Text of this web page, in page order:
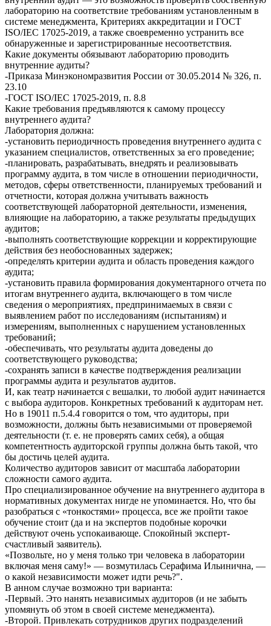
лабораторию на соответствие требованиям установленным в
системе менеджмента, Критериях аккредитации и ГОСТ
ISO/IEC 17025-2019, а также своевременно устранить все
обнаруженные и зарегистрированные несоответствия.
Какие документы обязывают лабораторию проводить
внутренние аудиты?
-Приказа Минэкономразвития России от 30.05.2014 № 326, п.
23.10
-ГОСТ ISO/IEC 17025-2019, п. 8.8
Какие требования предъявляются к самому процессу
внутреннего аудита?
Лаборатория должна:
-установить периодичность проведения внутреннего аудита с
указанием специалистов, ответственных за его проведение;
-планировать, разрабатывать, внедрять и реализовывать
программу аудита, в том числе в отношении периодичности,
методов, сферы ответственности, планируемых требований и
отчетности, которая должна учитывать важность
соответствующей лабораторной деятельности, изменения,
влияющие на лабораторию, а также результаты предыдущих
аудитов;
-выполнять соответствующие коррекции и корректирующие
действия без необоснованных задержек;
-определять критерии аудита и область проведения каждого
аудита;
-установить правила формирования документарного отчета по
итогам внутреннего аудита, включающего в том числе
сведения о мероприятиях, предпринимаемых в связи с
выявлением работ по исследованиям (испытаниям) и
измерениям, выполненных с нарушением установленных
требований;
-обеспечивать, что результаты аудита доведены до
соответствующего руководства;
-сохранять записи в качестве подтверждения реализации
программы аудита и результатов аудитов.
И, как театр начинается с вешалки, то любой аудит начинается
с выбора аудиторов. Конкретных требований к аудиторам нет.
Но в 19011 п.5.4.4 говорится о том, что аудиторы, при
возможности, должны быть независимыми от проверяемой
деятельности (т. е. не проверять самих себя), а общая
компетентность аудиторской группы должна быть такой, что
бы достичь целей аудита.
Количество аудиторов зависит от масштаба лаборатории
сложности самого аудита.
Про специализированное обучение на внутреннего аудитора в
нормативных документах нигде не упоминается. Но, что бы
разобраться с «тонкостями» процесса, все же пройти такое
обучение стоит (да и на экспертов подобные корочки
действуют очень успокаивающе. Спокойный эксперт-
счастливый заявитель).
«Позвольте, но у меня только три человека в лаборатории
включая меня саму!» — возмутилась Серафима Ильинична, —
о какой независимости может идти речь?".
В анном случае возможно три варианта:
-Первый. Это нанять независимых аудиторов (и не забыть
упомянуть об этом в своей системе менеджмента).
-Второй. Привлекать сотрудников других подразделений